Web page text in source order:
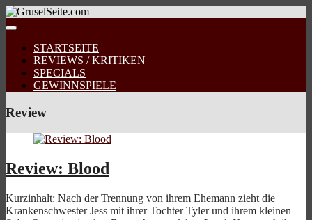
STARTSEITE
REVIEWS / KRITIKEN
SPECIALS
GEWINNSPIELE
Review
Review: Blood
Kurzinhalt: Nach der Trennung von ihrem Ehemann zieht die
Krankenschwester Jess mit ihrer Tochter Tyler und ihrem kleinen